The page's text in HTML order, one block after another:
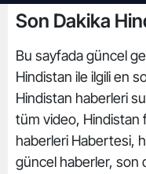
Son Dakika
Bu sayfada güncel
Hindistan ile ilgili en
Hindistan haberleri
tüm video, Hindistan
haberleri Habertesi,
güncel haberler, son